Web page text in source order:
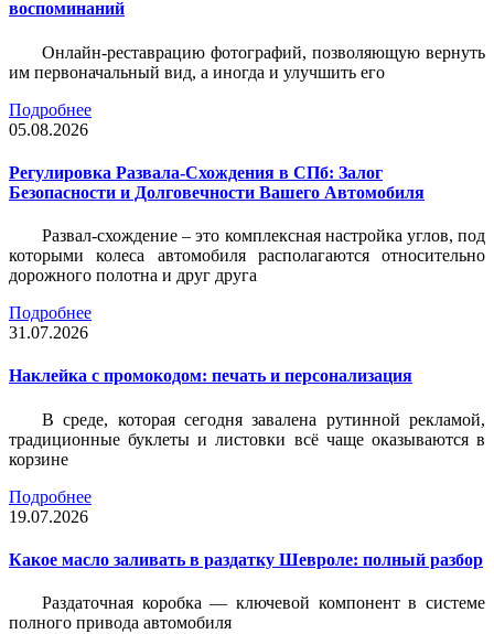
воспоминаний
Онлайн-реставрацию фотографий, позволяющую вернуть
им первоначальный вид, а иногда и улучшить его
Подробнее
05.08.2026
Регулировка Развала-Схождения в СПб: Залог
Безопасности и Долговечности Вашего Автомобиля
Развал-схождение – это комплексная настройка углов, под
которыми колеса автомобиля располагаются относительно
дорожного полотна и друг друга
Подробнее
31.07.2026
Наклейка c промокодом: печать и персонализация
В среде, которая сегодня завалена рутинной рекламой,
традиционные буклеты и листовки всё чаще оказываются в
корзине
Подробнее
19.07.2026
Какое масло заливать в раздатку Шевроле: полный разбор
Раздаточная коробка — ключевой компонент в системе
полного привода автомобиля